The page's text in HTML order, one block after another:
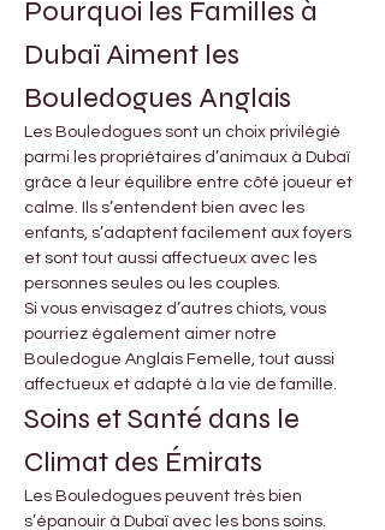
Pourquoi les Familles à
Dubaï Aiment les
Bouledogues Anglais
Les Bouledogues sont un choix privilégié
parmi les propriétaires d’animaux à Dubaï
grâce à leur équilibre entre côté joueur et
calme. Ils s’entendent bien avec les
enfants, s’adaptent facilement aux foyers
et sont tout aussi affectueux avec les
personnes seules ou les couples.
Si vous envisagez d’autres chiots, vous
pourriez également aimer notre
Bouledogue Anglais Femelle, tout aussi
affectueux et adapté à la vie de famille.
Soins et Santé dans le
Climat des Émirats
Les Bouledogues peuvent très bien
s’épanouir à Dubaï avec les bons soins.